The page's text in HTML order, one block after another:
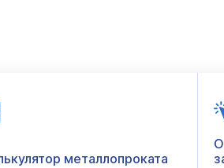
металлопроката